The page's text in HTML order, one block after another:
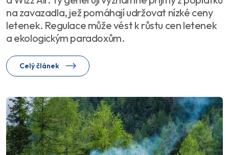
na zavazadla, jež pomáhají udržovat nízké ceny
letenek. Regulace může vést k růstu cen letenek
a ekologickým paradoxům.
Celý článek